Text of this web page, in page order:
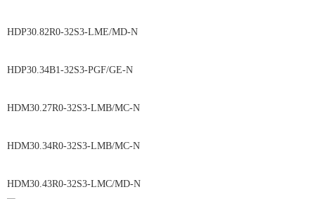
HDP30.82R0-32S3-LME/MD-N
HDP30.34B1-32S3-PGF/GE-N
HDM30.27R0-32S3-LMB/MC-N
HDM30.34R0-32S3-LMB/MC-N
HDM30.43R0-32S3-LMC/MD-N